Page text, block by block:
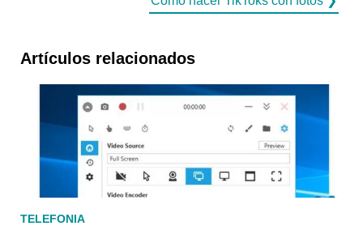
Artículos relacionados
TELEFONIA